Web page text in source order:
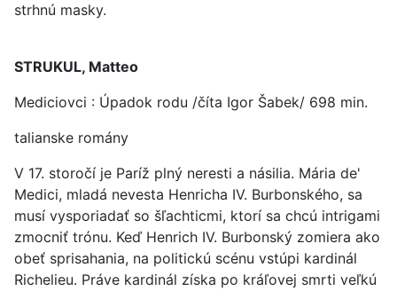
strhnú masky.
STRUKUL, Matteo
Mediciovci : Úpadok rodu /číta Igor Šabek/ 698 min.
talianske romány
V 17. storočí je Paríž plný neresti a násilia. Mária de'
Medici, mladá nevesta Henricha IV. Burbonského, sa
musí vysporiadať so šľachticmi, ktorí sa chcú intrigami
zmocniť trónu. Keď Henrich IV. Burbonský zomiera ako
obeť sprisahania, na politickú scénu vstúpi kardinál
Richelieu. Práve kardinál získa po kráľovej smrti veľkú